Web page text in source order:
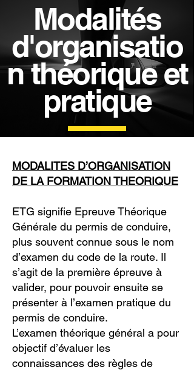
Modalités
d'organisatio
n théorique et
pratique
MODALITES D’ORGANISATION
DE LA FORMATION THEORIQUE
ETG signifie Epreuve Théorique
Générale du permis de conduire,
plus souvent connue sous le nom
d’examen du code de la route. Il
s’agit de la première épreuve à
valider, pour pouvoir ensuite se
présenter à l’examen pratique du
permis de conduire.
L’examen théorique général a pour
objectif d’évaluer les
connaissances des règles de